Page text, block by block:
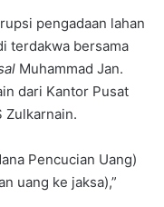
pengadaan lahan
terdakwa bersama
Muhammad Jan.
dari Kantor Pusat
Zulkarnain.
Pencucian Uang)
uang ke jaksa),”